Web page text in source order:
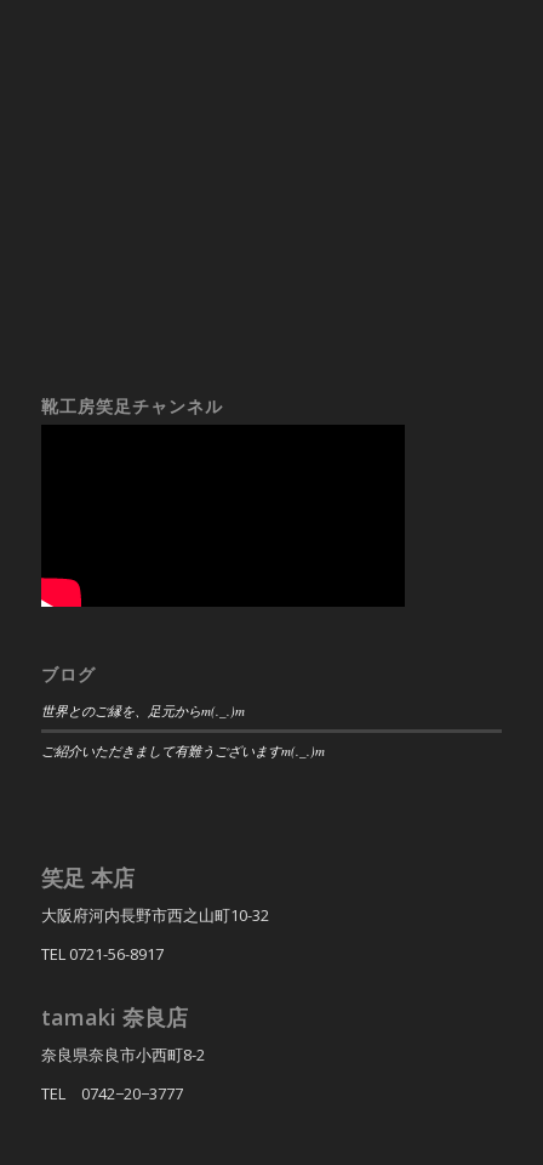
靴工房笑足チャンネル
ブログ
世界とのご縁を、足元からm(._.)m
ご紹介いただきまして有難うございますm(._.)m
笑足 本店
大阪府河内長野市西之山町10-32
TEL 0721-56-8917
tamaki 奈良店
奈良県奈良市小西町8-2
TEL 0742−20−3777